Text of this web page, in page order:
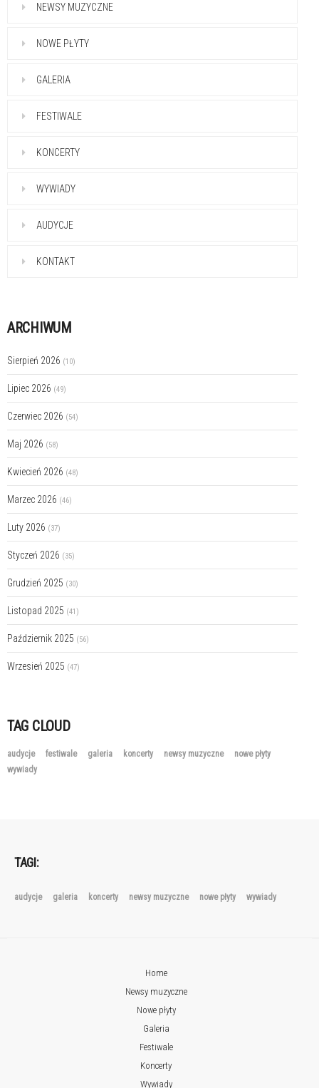
NEWSY MUZYCZNE
NOWE PŁYTY
GALERIA
FESTIWALE
KONCERTY
WYWIADY
AUDYCJE
KONTAKT
ARCHIWUM
Sierpień 2026 (10)
Lipiec 2026 (49)
Czerwiec 2026 (54)
Maj 2026 (58)
Kwiecień 2026 (48)
Marzec 2026 (46)
Luty 2026 (37)
Styczeń 2026 (35)
Grudzień 2025 (30)
Listopad 2025 (41)
Październik 2025 (56)
Wrzesień 2025 (47)
TAG CLOUD
audycje festiwale galeria koncerty newsy muzyczne
nowe płyty
wywiady
TAGI:
audycje galeria koncerty newsy muzyczne nowe płyty wywiady
Home
Newsy muzyczne
Nowe płyty
Galeria
Festiwale
Koncerty
Wywiady